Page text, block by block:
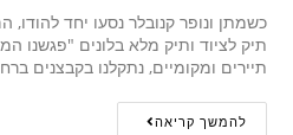
כשמתן ונופר קנובלר נסעו יחד
תיק לציוד ותיק מלא בלונים "פגשנו
תיירים ומקומיים, נתקלנו בקבצנים
להמשך קריאה